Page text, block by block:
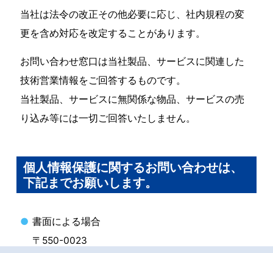
当社は法令の改正その他必要に応じ、社内規程の変
更を含め対応を改定することがあります。
お問い合わせ窓口は当社製品、サービスに関連した
技術営業情報をご回答するものです。
当社製品、サービスに無関係な物品、サービスの売
り込み等には一切ご回答いたしません。
個人情報保護に関するお問い合わせは、
下記までお願いします。
書面による場合
〒550-0023